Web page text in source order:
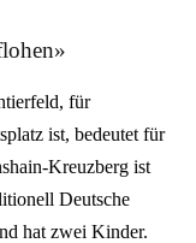
für
ist, bedeutet für
Kreuzberg ist
Deutsche
hat zwei Kinder.